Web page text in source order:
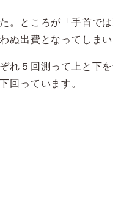
。ところが「手首で
ぬ出費となってしま
れ５回測って上と下
回っています。